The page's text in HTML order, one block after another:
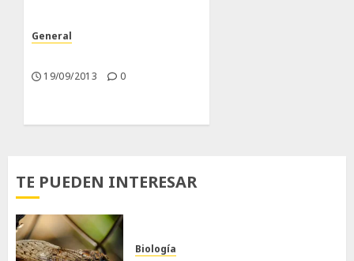
General
19/09/2013 0
TE PUEDEN INTERESAR
Biología